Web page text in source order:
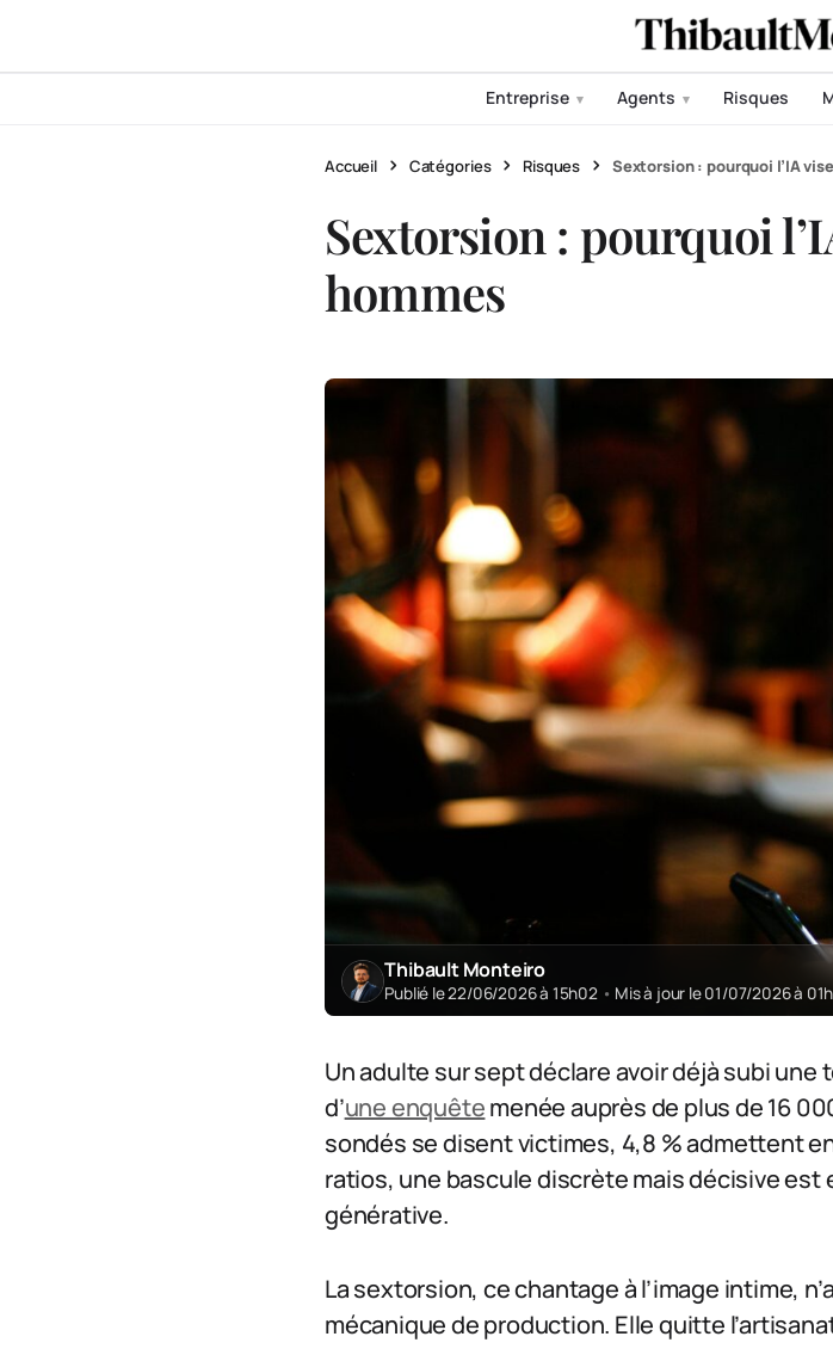
Entreprise ▾ Agents ▾ Risques
Accueil Catégories Risques Sextorsion : pourquoi l’IA
Sextorsion : pourquoi
hommes
Thibault Monteiro
Publié le 22/06/2026 à 15h02 • Mis à jour le 01/07/2026 à
Un adulte sur sept déclare avoir déjà subi
d’une enquêtemenée auprès de plus de 16
sondés se disent victimes, 4,8 % admettent
ratios, une bascule discrète mais décisive est
générative.
La sextorsion, ce chantage à l’image intime,
mécanique de production. Elle quitte